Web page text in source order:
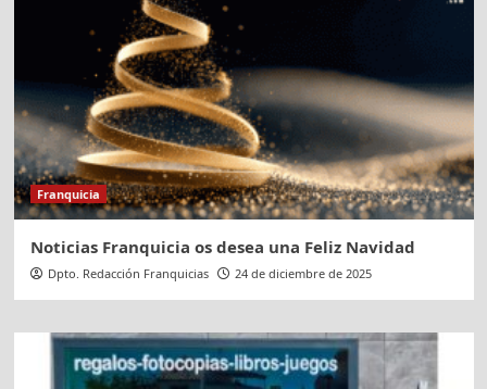
Franquicia
Noticias Franquicia os desea una Feliz Navidad
Dpto. Redacción Franquicias 24 de diciembre de 2025